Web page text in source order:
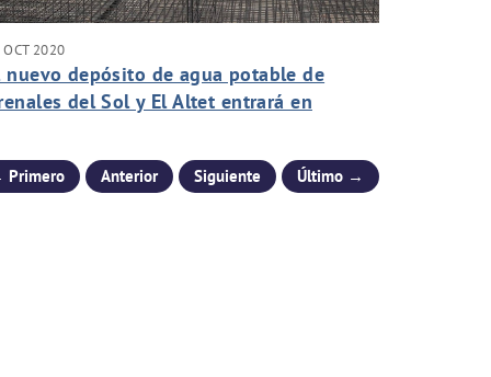
2020
nuevo depósito de agua potable de
del Sol y El Altet entrará en
Anterior Siguiente Último →